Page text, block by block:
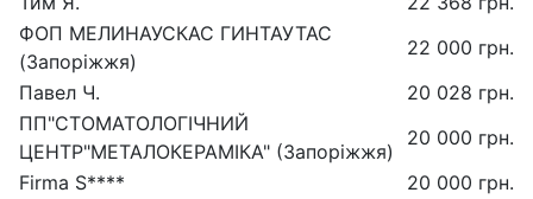
ФОП МЕЛИНАУСКАС ГИНТАУТАС
(Запоріжжя)
22 000 грн.
Павел Ч.
20 028 грн.
ПП"СТОМАТОЛОГIЧНИЙ
ЦЕНТР"МЕТАЛОКЕРАМIКА" (Запоріжжя)
20 000 грн.
Firma S****
20 000 грн.